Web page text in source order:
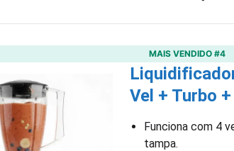
MAIS VENDIDO #4
Vel + Turbo
Funciona com 4
tampa.